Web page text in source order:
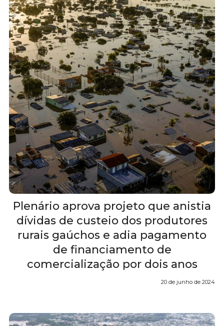
Plenário aprova projeto que anistia
dívidas de custeio dos produtores
rurais gaúchos e adia pagamento
de financiamento de
comercialização por dois anos
20 de junho de 2024